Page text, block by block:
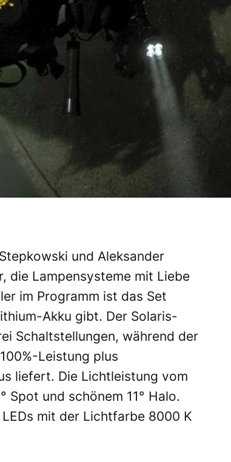
und Aleksander
die Lampensysteme mit Liebe
im Programm ist das Set
Akku gibt. Der Solaris-
Schaltstellungen, während der
Leistung plus
liefert. Die Lichtleistung vom
Spot und schönem 11° Halo.
mit der Lichtfarbe 8000 K